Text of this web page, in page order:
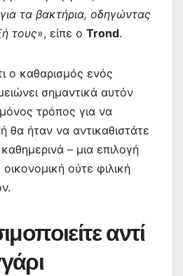
τα βακτήρια, οδηγώντας
τους», είπε ο Trond.
ο καθαρισμός ενός
σημαντικά αυτόν
τρόπος για να
θα ήταν να αντικαθιστάτε
– μια επιλογή
ούτε φιλική
αντί